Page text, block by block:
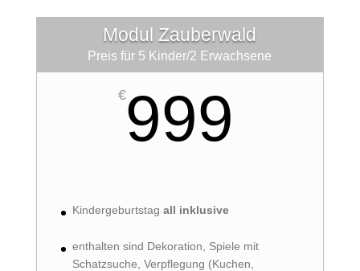
Modul Zauberwald
Preis für 5 Kinder/2 Erwachsene
€999
Kindergeburtstag all inklusive
enthalten sind Dekoration, Spiele mit
Schatzsuche, Verpflegung (Kuchen,